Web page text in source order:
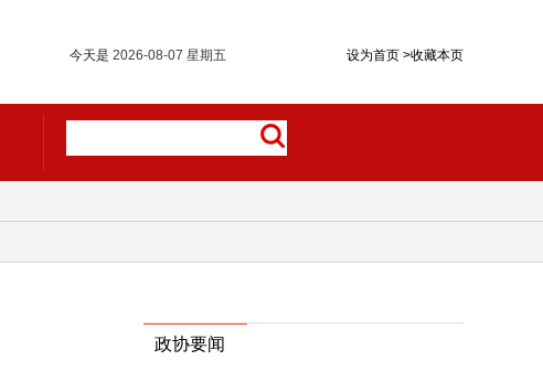
设为首页 >收藏本页
今天是 2026-08-07 星期五
政协要闻